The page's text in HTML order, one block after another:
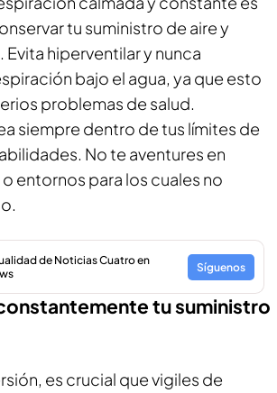
tu suministro de aire y
Evita hiperventilar y nunca
bajo el agua, ya que esto
problemas de salud.
siempre dentro de tus límites de
No te aventures en
entornos para los cuales no
de Noticias Cuatro en
Síguenos
tu suministro
es crucial que vigiles de